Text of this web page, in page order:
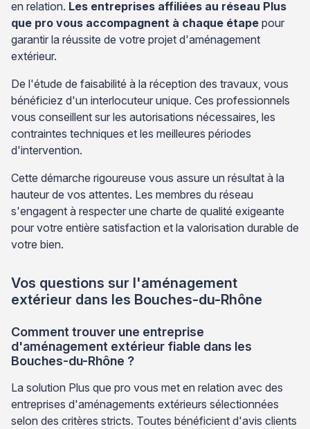
en relation. Les entreprises affiliées au réseau Plus
que pro vous accompagnent à chaque étape pour
garantir la réussite de votre projet d'aménagement
extérieur.
De l'étude de faisabilité à la réception des travaux, vous
bénéficiez d'un interlocuteur unique. Ces professionnels
vous conseillent sur les autorisations nécessaires, les
contraintes techniques et les meilleures périodes
d'intervention.
Cette démarche rigoureuse vous assure un résultat à la
hauteur de vos attentes. Les membres du réseau
s'engagent à respecter une charte de qualité exigeante
pour votre entière satisfaction et la valorisation durable de
votre bien.
Vos questions sur l'aménagement
extérieur dans les Bouches-du-Rhône
Comment trouver une entreprise
d'aménagement extérieur fiable dans les
Bouches-du-Rhône ?
La solution Plus que pro vous met en relation avec des
entreprises d'aménagements extérieurs sélectionnées
selon des critères stricts. Toutes bénéficient d'avis clients